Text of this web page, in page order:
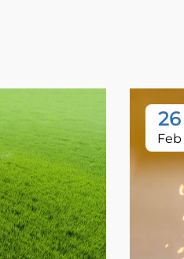
26
Feb